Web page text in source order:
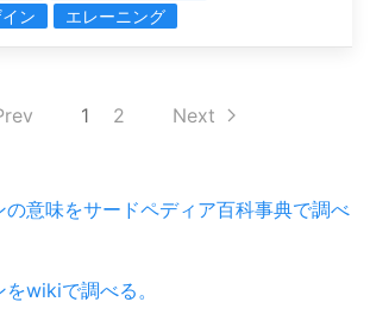
ン
エレーニング
1 2 Next
の意味をサードペディア百科事典で調べ
wikiで調べる。